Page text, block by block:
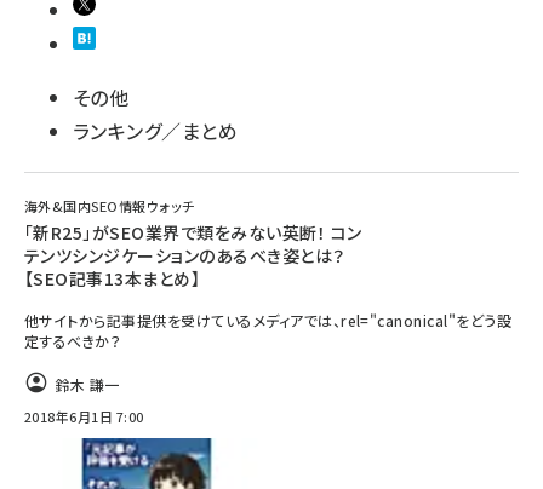
その他
ランキング／まとめ
海外&国内SEO情報ウォッチ
「新R25」がSEO業界で類をみない英断！ コン
テンツシンジケーションのあるべき姿とは？
【SEO記事13本まとめ】
他サイトから記事提供を受けているメディアでは、rel="canonical"をどう設
定するべきか？
鈴木 謙一
2018年6月1日 7:00